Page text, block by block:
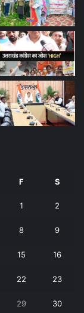
F S
1 2
8 9
15 16
22 23
29 30